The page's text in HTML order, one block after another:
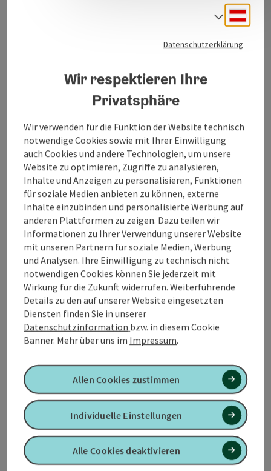
Dieser Weg dient als Bindeglied zwischen den
Radwegen, welche rechts und links von Mattighofen
verlaufen und führt direkt durch das Stadtzentrum von
Mattighofen.
Tour und Routeninformationen
Anreise/Lage
Eignung
Barrierefreiheit
Kontakt
Zustimmungserklärung
Datenschutzerklärung
Wir respektieren Ihre
Privatsphäre
Wir verwenden für die Funktion der Website technisch
notwendige Cookies sowie mit Ihrer Einwilligung
auch Cookies und andere Technologien, um unsere
Website zu optimieren, Zugriffe zu analysieren,
Inhalte und Anzeigen zu personalisieren, Funktionen
für soziale Medien anbieten zu können, externe
Inhalte einzubinden und personalisierte Werbung auf
anderen Plattformen zu zeigen. Dazu teilen wir
Informationen zu Ihrer Verwendung unserer Website
mit unseren Partnern für soziale Medien, Werbung
und Analysen. Ihre Einwilligung zu technisch nicht
notwendigen Cookies können Sie jederzeit mit
Wirkung für die Zukunft widerrufen. Weiterführende
Details zu den auf unserer Website eingesetzten
Diensten finden Sie in unserer
Datenschutzinformation bzw. in diesem Cookie
Banner. Mehr über uns im Impressum.
Alle Cookies deaktivieren
Individuelle Einstellungen
Allen Cookies zustimmen